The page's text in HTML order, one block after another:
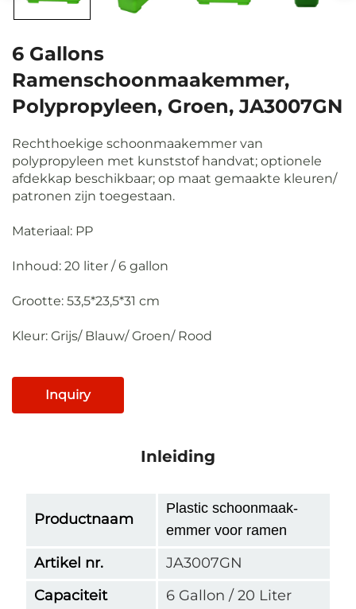
6 Gallons
Ramenschoonmaakemmer,
Polypropyleen, Groen, JA3007GN
Rechthoekige schoonmaakemmer van
polypropyleen met kunststof handvat; optionele
afdekkap beschikbaar; op maat gemaakte kleuren/
patronen zijn toegestaan.
Materiaal: PP
Inhoud: 20 liter / 6 gallon
Grootte: 53,5*23,5*31 cm
Kleur: Grijs/ Blauw/ Groen/ Rood
Inquiry
Inleiding
Productnaam
Plastic schoonmaak-
emmer voor ramen
Artikel nr.
JA3007GN
Capaciteit
6 Gallon / 20 Liter